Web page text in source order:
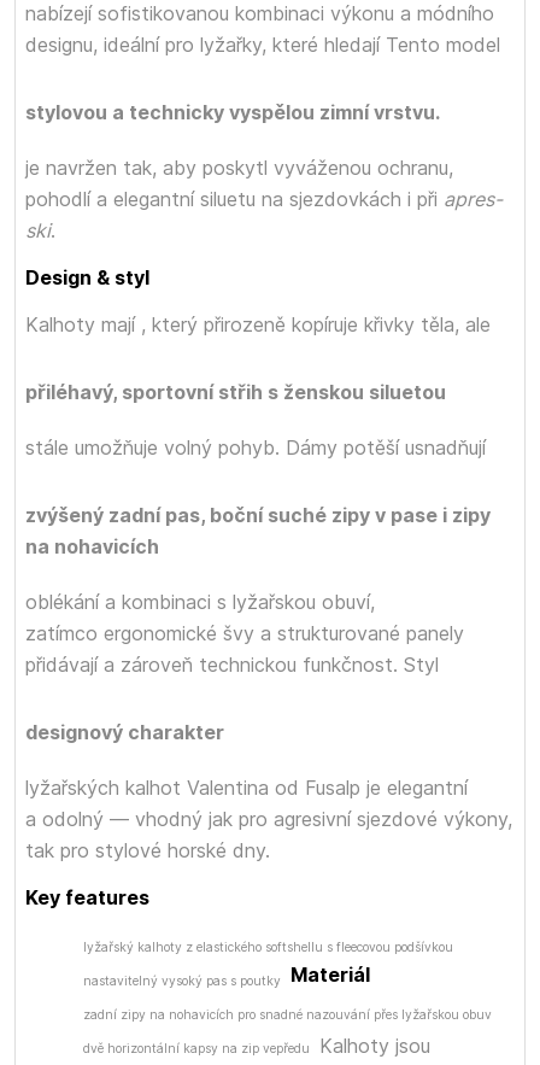
nabízejí sofistikovanou kombinaci výkonu a módního
designu, ideální pro lyžařky, které hledají
stylovou a technicky vyspělou zimní vrstvu.
Tento model
je navržen tak, aby poskytl vyváženou ochranu,
pohodlí a elegantní siluetu na sjezdovkách i při apres-
ski.
Design & styl
Kalhoty mají
přiléhavý, sportovní střih s ženskou siluetou
, který přirozeně kopíruje křivky těla, ale
stále umožňuje volný pohyb. Dámy potěší
zvýšený zadní pas, boční suché zipy v pase i zipy
na nohavicích
usnadňují
oblékání a kombinaci s lyžařskou obuví,
zatímco ergonomické švy a strukturované panely
přidávají
designový charakter
a zároveň technickou funkčnost. Styl
lyžařských kalhot Valentina od Fusalp je elegantní
a odolný — vhodný jak pro agresivní sjezdové výkony,
tak pro stylové horské dny.
Key features
lyžařský kalhoty z elastického softshellu s fleecovou podšívkou
nastavitelný vysoký pas s poutky
zadní zipy na nohavicích pro snadné nazouvání přes lyžařskou obuv
dvě horizontální kapsy na zip vepředu
Materiál
Kalhoty jsou